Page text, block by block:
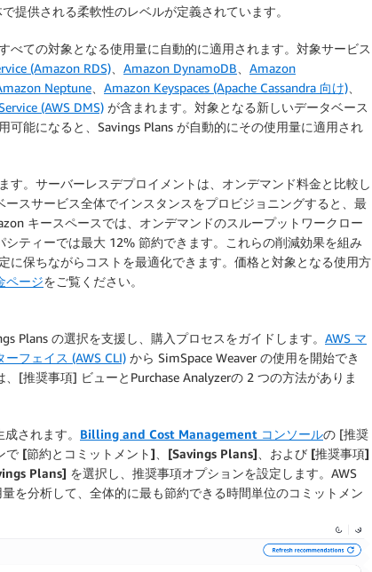
提供される柔軟性のレベルが定義されています。
ての対象となる使用量に自動的に適用されます。対象サービス
(Amazon RDS) Amazon DynamoDB
Amazon
Neptune Amazon Keyspaces (Apache Cassandra 向け)
(AWS DMS) が含まれます。対象となる新しいデータベース
能になると、Savings Plans が自動的にその使用量に適用され
。サーバーレスデプロイメントは、オンデマンド料金と比較し
スサービス全体でインスタンスをプロビジョニングすると、最
キースペースでは、オンデマンドのスループットワークロー
ティーでは最大 12% 節約できます。これらの削減効果を組み
に保ちながらコストを最適化できます。価格と対象となる使用方
ページをご覧ください。
Plans の選択を支援し、購入プロセスをガイドします。 AWS マ
フェイス (AWS CLI) から SimSpace Weaver の使用を開始でき
[推奨事項] ビューとPurchase Analyzerの 2 つの方法がありま
されます。 Billing and Cost Management コンソールの [推奨
で [節約とコミットメント] [Savings Plans] 、および [推奨事項]
Plans] を選択し、 推奨事項オプションを設定します。AWS
を分析して、全体的に最も節約できる時間単位のコミットメン